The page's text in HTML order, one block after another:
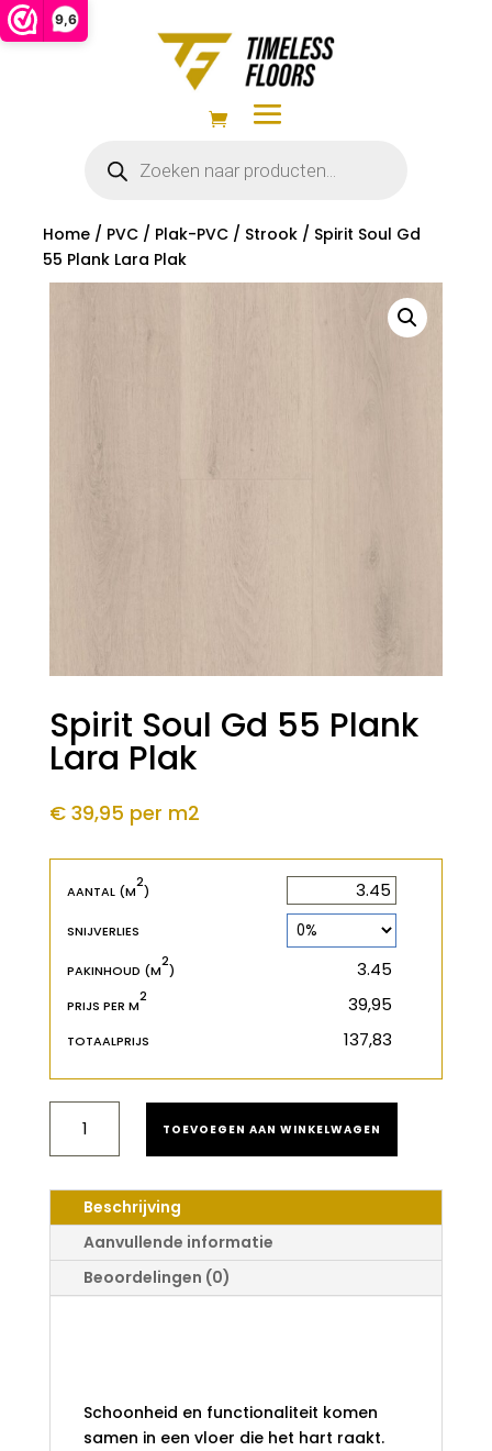
9,6
zoeken
Home/ PVC/ Plak-PVC/ Strook/ Spirit Soul Gd
55 Plank Lara Plak
Spirit Soul Gd 55 Plank
Lara Plak
€ 39,95 per m2
AANTAL (M
2
)
SNIJVERLIES
PAKINHOUD (M
2
)
PRIJS PER M
2
TOTAALPRIJS
GD
PLANK
AANTAL
TOEVOEGEN AAN WINKELWAGEN
Beschrijving
Aanvullende informatie
Beoordelingen (0)
Schoonheid en functionaliteit komen
samen in een vloer die het hart raakt.